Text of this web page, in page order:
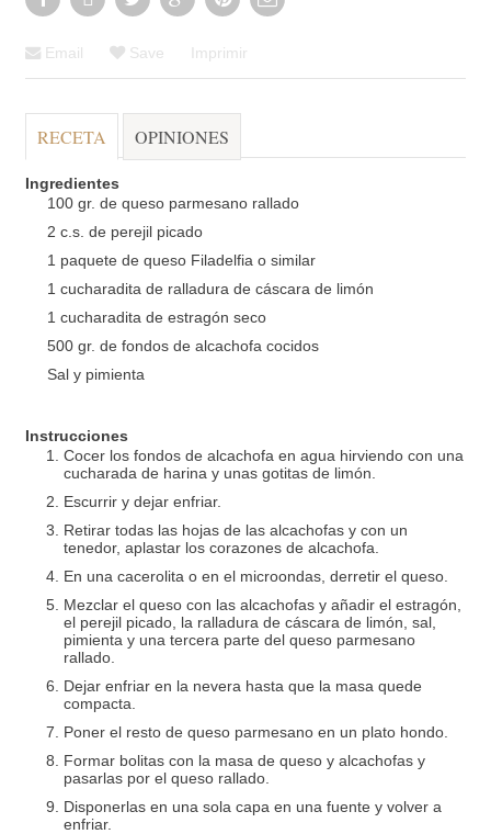
Email Save Imprimir
RECETA OPINIONES
Ingredientes
100 gr. de queso parmesano rallado
2 c.s. de perejil picado
1 paquete de queso Filadelfia o similar
1 cucharadita de ralladura de cáscara de limón
1 cucharadita de estragón seco
500 gr. de fondos de alcachofa cocidos
Sal y pimienta
Instrucciones
Cocer los fondos de alcachofa en agua hirviendo con una
cucharada de harina y unas gotitas de limón.
Escurrir y dejar enfriar.
Retirar todas las hojas de las alcachofas y con un
tenedor, aplastar los corazones de alcachofa.
En una cacerolita o en el microondas, derretir el queso.
Mezclar el queso con las alcachofas y añadir el estragón,
el perejil picado, la ralladura de cáscara de limón, sal,
pimienta y una tercera parte del queso parmesano
rallado.
Dejar enfriar en la nevera hasta que la masa quede
compacta.
Poner el resto de queso parmesano en un plato hondo.
Formar bolitas con la masa de queso y alcachofas y
pasarlas por el queso rallado.
Disponerlas en una sola capa en una fuente y volver a
enfriar.